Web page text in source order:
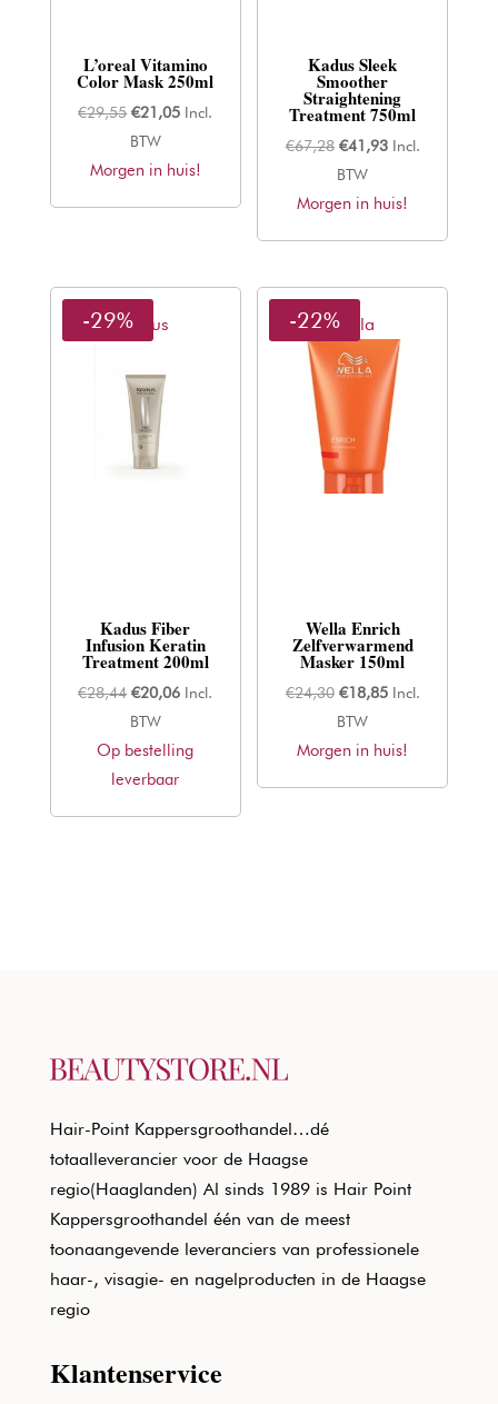
L’oreal Vitamino
Color Mask 250ml
€29,55 Oorspronkelijke
prijs
was:
€21,05Huidige
is:
Incl.
BTW
Morgen in huis!
Kadus Sleek
Smoother
Straightening
Treatment 750ml
€67,28 Oorspronkelijke
prijs
was:
€41,93Huidige
is:
Incl.
BTW
Morgen in huis!
Kadus
-29%
Kadus Fiber
Infusion Keratin
Treatment 200ml
€28,44 Oorspronkelijke
prijs
was:
€28,44.
€20,06Huidige
is:
Incl.
BTW
Op bestelling
leverbaar
Wella
-22%
Wella Enrich
Zelfverwarmend
Masker 150ml
€24,30 Oorspronkelijke
prijs
was:
€18,85Huidige
is:
Incl.
BTW
Morgen in huis!
Hair-Point Kappersgroothandel…dé
totaalleverancier voor de Haagse
regio(Haaglanden) Al sinds 1989 is Hair Point
Kappersgroothandel één van de meest
toonaangevende leveranciers van professionele
haar-, visagie- en nagelproducten in de Haagse
regio
Klantenservice